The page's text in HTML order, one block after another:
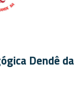
Dendê da